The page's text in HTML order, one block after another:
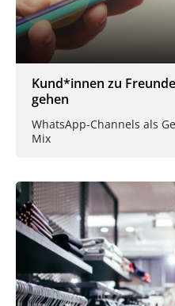
Kund*innen zu
gehen
WhatsApp-Channels als
Mix